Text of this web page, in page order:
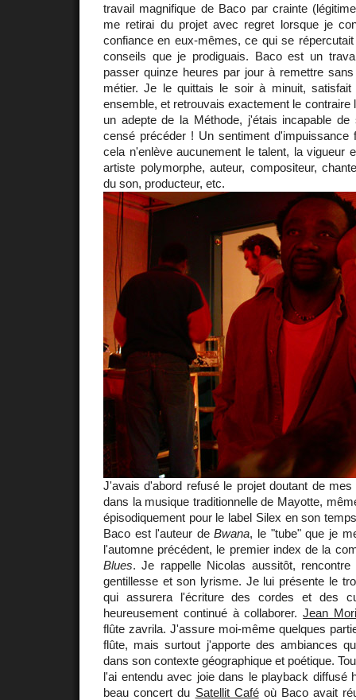
travail magnifique de Baco par crainte
me retirai du projet avec regret lorsque je
confiance en eux-mêmes, ce qui se
conseils que je prodiguais. Baco est un
passer quinze heures par jour à remettre
métier. Je le quittais le soir à minuit, satisfait
ensemble, et retrouvais exactement le contraire
un adepte de la Méthode, j'étais incapable
censé précéder ! Un sentiment d'impuissance
cela n'enlève aucunement le talent, la vigueur
artiste polymorphe, auteur, compositeur,
du son, producteur, etc.
J'avais d'abord refusé le projet doutant de
dans la musique traditionnelle de Mayotte,
épisodiquement pour le label Silex en son
Baco est l'auteur deBwana, le "tube" que je
l'automne précédent, le premier index de la
Blues. Je rappelle Nicolas aussitôt,
gentillesse et son lyrisme. Je lui présente le
qui assurera l'écriture des cordes et des
heureusement continué à collaborer.Jean
flûte zavrila. J'assure moi-même quelques
flûte, mais surtout j'apporte des ambiances
dans son contexte géographique et poétique.
l'ai entendu avec joie dans le playback diffusé
beau concert du Satellit Caféoù Baco avait